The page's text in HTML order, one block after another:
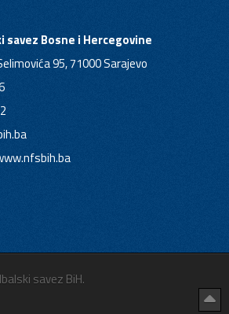
Bosne i Hercegovine
95, 71000 Sarajevo
savez BiH.